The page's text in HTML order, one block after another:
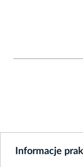
Informacje